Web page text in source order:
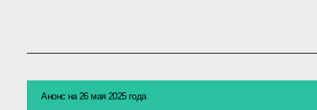
Анонс на 26 мая 2025 года